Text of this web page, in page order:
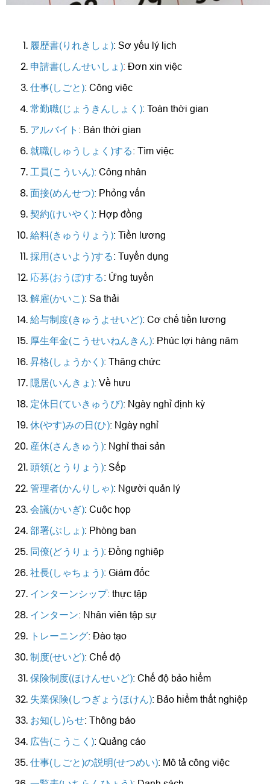
履歴書(りれきしょ): Sơ yếu lý lịch
申請書(しんせいしょ): Đơn xin việc
仕事(しごと): Công việc
常勤職(じょうきんしょく): Toàn thời gian
アルバイト : Bán thời gian
就職(しゅうしょく)する: Tìm việc
工員(こういん): Công nhân
面接(めんせつ): Phỏng vấn
契約(けいやく): Hợp đồng
給料(きゅうりょう): Tiền lương
採用(さいよう)する: Tuyển dụng
応募(おうぼ)する: Ứng tuyển
解雇(かいこ): Sa thải
給与制度(きゅうよせいど): Cơ chế tiền lương
厚生年金(こうせいねんきん): Phúc lợi hàng năm
昇格(しょうかく): Thăng chức
隠居(いんきょ): Về hưu
定休日(ていきゅうび): Ngày nghỉ định kỳ
休(やす)みの日(ひ): Ngày nghỉ
産休(さんきゅう): Nghỉ thai sản
頭領(とうりょう): Sếp
管理者(かんりしゃ): Người quản lý
会議(かいぎ): Cuộc họp
部署(ぶしょ): Phòng ban
同僚(どうりょう): Đồng nghiệp
社長(しゃちょう): Giám đốc
インターンシップ: thực tập
インターン: Nhân viên tập sự
トレーニング: Đào tạo
制度(せいど): Chế độ
保険制度(ほけんせいど): Chế độ bảo hiểm
失業保険(しつぎょうほけん): Bảo hiểm thất nghiệp
お知(し)らせ: Thông báo
広告(こうこく): Quảng cáo
仕事(しごと)の説明(せつめい): Mô tả công việc